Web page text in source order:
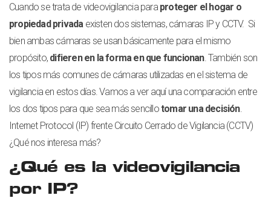
Cuando se trata de videovigilancia para proteger el hogar o
propiedad privada existen dos sistemas, cámaras IP y CCTV. Si
bien ambas cámaras se usan básicamente para el mismo
propósito, difieren en la forma en que funcionan. También son
los tipos más comunes de cámaras utilizadas en el sistema de
vigilancia en estos días. Vamos a ver aquí una comparación entre
los dos tipos para que sea más sencillotomar una decisión.
Internet Protocol (IP) frente Circuito Cerrado de Vigilancia (CCTV)
¿Qué nos interesa más?
¿Qué es la videovigilancia
por IP?